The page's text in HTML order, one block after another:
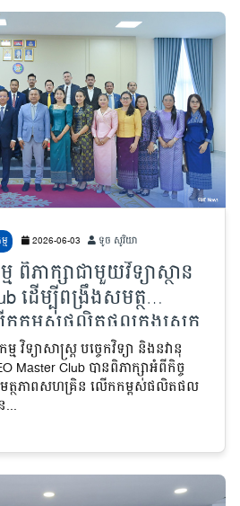
ម 2026-06-03 ទូច សូរិយា
ភាក្សាជាមួយវិទ្យាស្ថាន
ដើម្បីពង្រឹងសមត្ថ
កម្ពស់ផលិតផលក្នុងស្រុក
ាពប្រកួតប្រជែង
វិទ្យាសាស្ត្រ បច្ចេកវិទ្យា និងនវានុ
Master Club បានពិភាក្សាអំពីកិច្ច
មត្ថភាពសហគ្រិន លើកកម្ពស់ផលិតផល
...